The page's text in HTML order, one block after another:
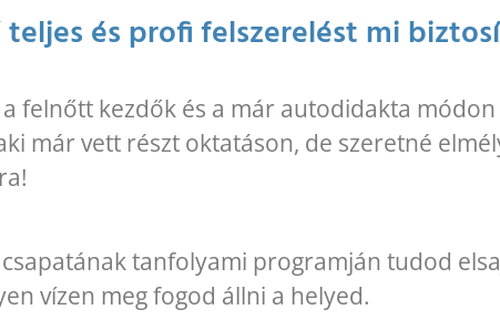
és profi felszerelést mi
felnőtt kezdők és a már autodidakta
már vett részt oktatáson, de szeretné
tanfolyami programján tudod
vízen meg fogod állni a helyed.